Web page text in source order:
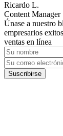
Ricardo L.
Content Manager
Únase a nuestro
empresarios
ventas en línea
Suscribirse